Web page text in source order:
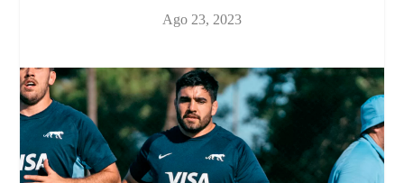
Ago 23, 2023